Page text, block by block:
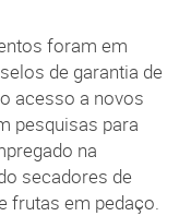
foram em
de garantia de
acesso a novos
pesquisas para
na
secadores de
frutas em pedaço.